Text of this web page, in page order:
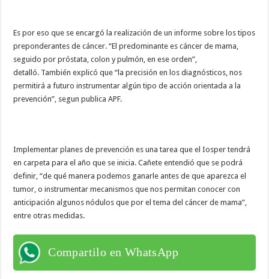
Es por eso que se encargó la realización de un informe sobre los tipos
preponderantes de cáncer. “El predominante es cáncer de mama,
seguido por próstata, colon y pulmón, en ese orden”,
detalló. También explicó que “la precisión en los diagnósticos, nos
permitirá a futuro instrumentar algún tipo de acción orientada a la
prevención”, segun publica APF.
Implementar planes de prevención es una tarea que el Iosper tendrá
en carpeta para el año que se inicia. Cañete entendió que se podrá
definir, “de qué manera podemos ganarle antes de que aparezca el
tumor, o instrumentar mecanismos que nos permitan conocer con
anticipación algunos nódulos que por el tema del cáncer de mama”,
entre otras medidas.
Compartilo en WhatsApp